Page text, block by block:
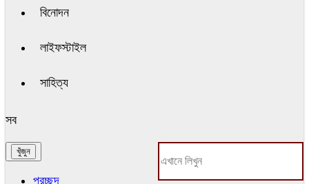
বিনোদন
লাইফস্টাইল
সাহিত্য
সব
প্রচ্ছদ